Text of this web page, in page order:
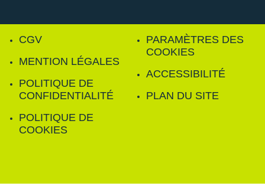
CGV
MENTION LÉGALES
POLITIQUE DE
CONFIDENTIALITÉ
POLITIQUE DE
COOKIES
PARAMÈTRES DES
COOKIES
ACCESSIBILITÉ
PLAN DU SITE